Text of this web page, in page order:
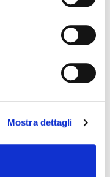
Mostra dettagli